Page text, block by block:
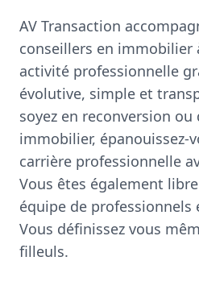
AV Transaction
conseillers en immobilier
activité professionnelle
évolutive, simple et
soyez en reconversion
immobilier, épanouissez-
carrière professionnelle
Vous êtes également
équipe de
Vous définissez vous
filleuls.